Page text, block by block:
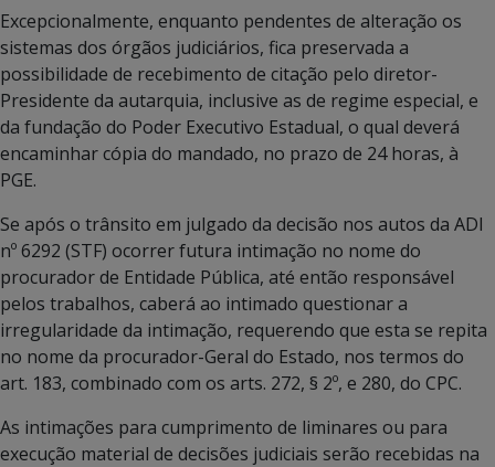
Excepcionalmente, enquanto pendentes de alteração os
sistemas dos órgãos judiciários, fica preservada a
possibilidade de recebimento de citação pelo diretor-
Presidente da autarquia, inclusive as de regime especial, e
da fundação do Poder Executivo Estadual, o qual deverá
encaminhar cópia do mandado, no prazo de 24 horas, à
PGE.
Se após o trânsito em julgado da decisão nos autos da ADI
nº 6292 (STF) ocorrer futura intimação no nome do
procurador de Entidade Pública, até então responsável
pelos trabalhos, caberá ao intimado questionar a
irregularidade da intimação, requerendo que esta se repita
no nome da procurador-Geral do Estado, nos termos do
art. 183, combinado com os arts. 272, § 2º, e 280, do CPC.
As intimações para cumprimento de liminares ou para
execução material de decisões judiciais serão recebidas na